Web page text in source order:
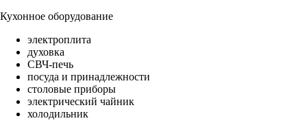
Кухонное оборудование
электроплита
духовка
СВЧ-печь
посуда и принадлежности
столовые приборы
электрический чайник
холодильник